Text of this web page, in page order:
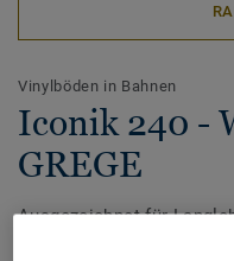
Vinylböden in Bahnen
Iconik 240 -
GREGE
Ausgezeichnet für